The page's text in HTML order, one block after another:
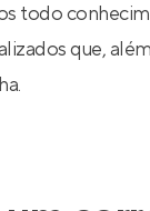
todo
que,